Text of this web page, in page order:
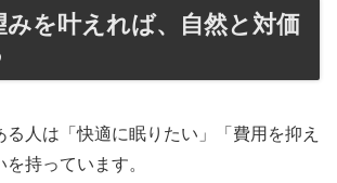
みを叶えれば、自然と対価
人は「快適に眠りたい」「費用を抑え
持っています。